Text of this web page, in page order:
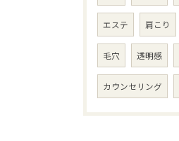
エステ 肩こり
毛穴 透明感
カウンセリング